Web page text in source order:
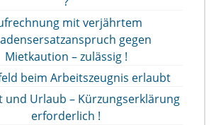
mit verjährtem
gegen
Mietkaution – zulässig !
beim Arbeitszeugnis erlaubt
und Urlaub – Kürzungserklärung
erforderlich !